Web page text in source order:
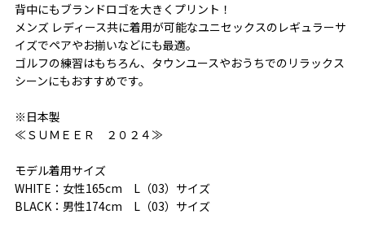
背中にもブランドロゴを大きくプリント！
メンズ レディース共に着用が可能なユニセックスのレギュラーサ
イズでペアやお揃いなどにも最適。
ゴルフの練習はもちろん、タウンユースやおうちでのリラックス
シーンにもおすすめです。
※日本製
≪ＳＵＭＥＥＲ ２０２４≫
モデル着用サイズ
WHITE：女性165cm L（03）サイズ
BLACK：男性174cm L（03）サイズ